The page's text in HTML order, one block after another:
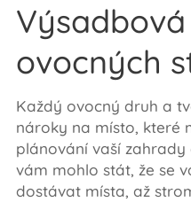
ovocných
Každý ovocný druh a
nároky na místo, které
plánování vaší
vám mohlo stát, že se
dostávat místa, až